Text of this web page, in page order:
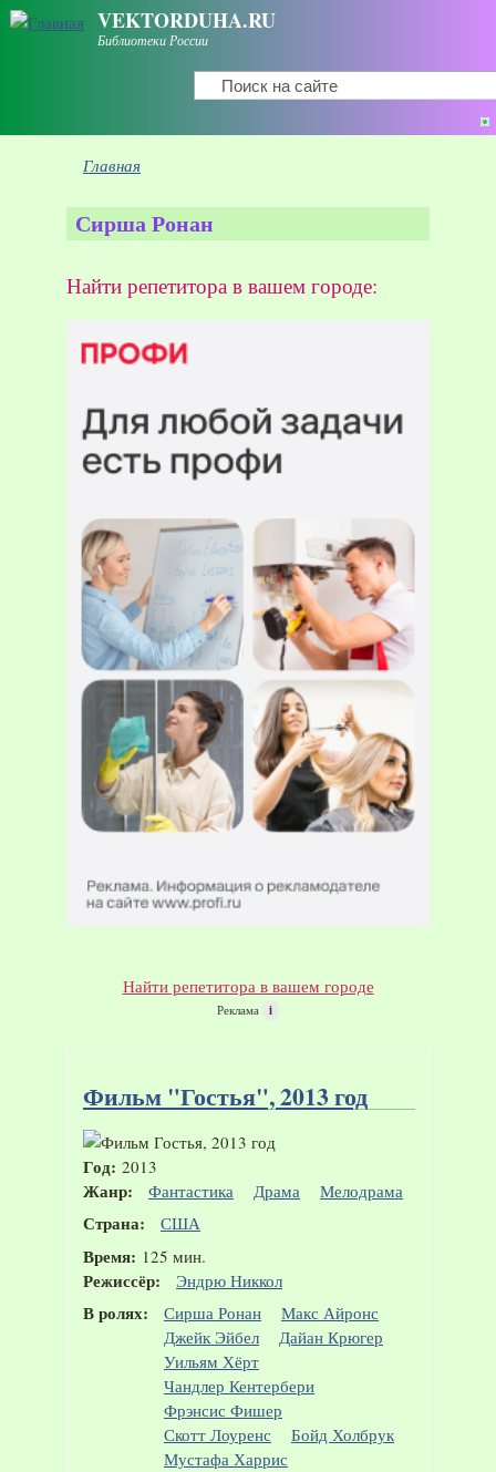
Перейти к основному содержанию
VEKTORDUHA.RU
Библиотеки России
Форма поиска
Поиск
Вы здесь
Главная
Сирша Ронан
Найти репетитора в вашем городе:
Найти репетитора в вашем городе
Реклама i
Фильм "Гостья", 2013 год
Год: 2013
Жанр: Фантастика Драма Мелодрама
Страна: США
Время: 125 мин.
Режиссёр: Эндрю Никкол
В ролях: Сирша Ронан
Макс Айронс
Джейк Эйбел
Дайан Крюгер
Уильям Хёрт
Чандлер Кентербери
Фрэнсис Фишер
Скотт Лоуренс
Бойд Холбрук
Мустафа Харрис